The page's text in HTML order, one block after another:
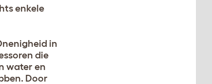
enkele
in
die
water en
Door